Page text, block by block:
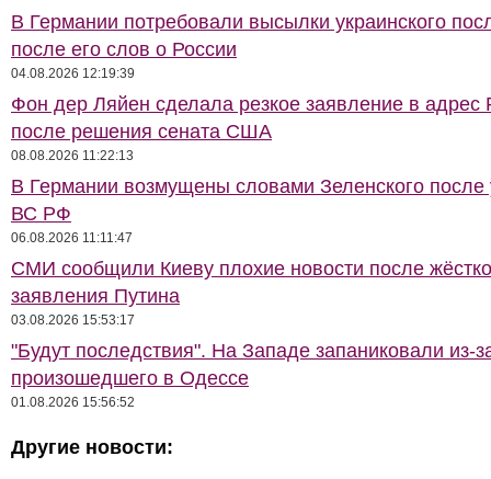
В Германии потребовали высылки украинского
после его слов о России
04.08.2026 12:19:39
Фон дер Ляйен сделала резкое заявление в адрес
после решения сената США
08.08.2026 11:22:13
В Германии возмущены словами Зеленского после
ВС РФ
06.08.2026 11:11:47
СМИ сообщили Киеву плохие новости после
заявления Путина
03.08.2026 15:53:17
"Будут последствия". На Западе запаниковали из-
произошедшего в Одессе
01.08.2026 15:56:52
Другие новости: